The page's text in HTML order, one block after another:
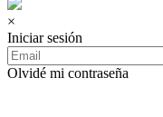
×
Iniciar sesión
Olvidé mi contraseña